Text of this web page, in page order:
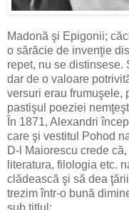
Madonă şi Epigonii;
o sărăcie de invenţie
repet, nu se distinsese.
dar de o valoare
versuri erau frumuşele,
pastişul poeziei
În 1871, Alexandri
care şi vestitul Pohod
D-l Maiorescu crede
literatura, filologia etc.
clădească şi să dea
trezim într-o bună
sub titlul: